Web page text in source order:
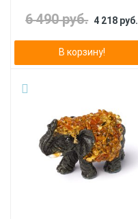
6 490 руб. 4 218 руб.
В корзину!